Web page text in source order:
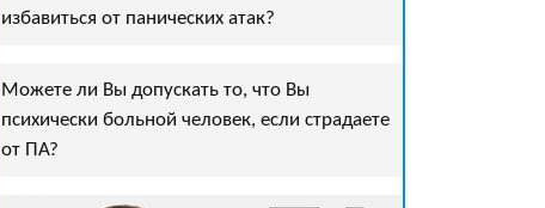
избавиться от панических атак?
Можете ли Вы допускать то, что Вы
психически больной человек, если страдаете
от ПА?